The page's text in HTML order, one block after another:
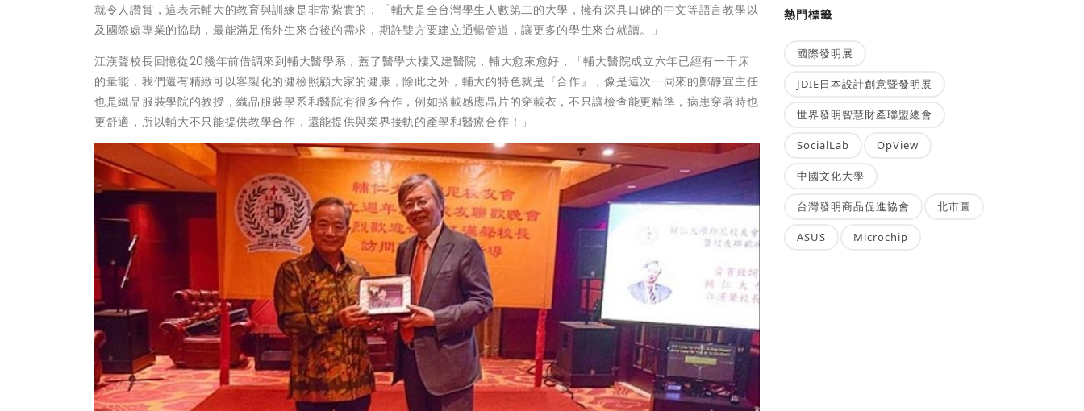
就令人讚賞，這表示輔大的教育與訓練是非常紥實的，「輔大是全台灣學生人數第二的大學，擁有深具口碑的中文等語言教學以
及國際處專業的協助，最能滿足僑外生來台後的需求，期許雙方要建立通暢管道，讓更多的學生來台就讀。」
江漢聲校長回憶從20幾年前借調來到輔大醫學系，蓋了醫學大樓又建醫院，輔大愈來愈好，「輔大醫院成立六年已經有一千床
的量能，我們還有精緻可以客製化的健檢照顧大家的健康，除此之外，輔大的特色就是『合作』，像是這次一同來的鄭靜宜主任
也是織品服裝學院的教授，織品服裝學系和醫院有很多合作，例如搭載感應晶片的穿載衣，不只讓檢查能更精準，病患穿著時也
更舒適，所以輔大不只能提供教學合作，還能提供與業界接軌的產學和醫療合作！」
熱門標籤
國際發明展
JDIE日本設計創意暨發明展
世界發明智慧財產聯盟總會
SocialLab OpView
中國文化大學
台灣發明商品促進協會 北市圖
ASUS Microchip